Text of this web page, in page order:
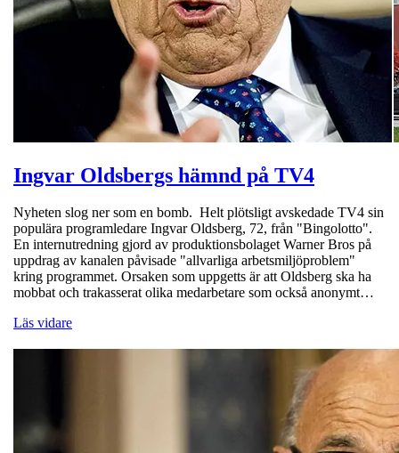
Ingvar Oldsbergs hämnd på TV4
Nyheten slog ner som en bomb. Helt plötsligt avskedade TV4 sin
populära programledare Ingvar Oldsberg, 72, från "Bingolotto".
En internutredning gjord av produktionsbolaget Warner Bros på
uppdrag av kanalen påvisade "allvarliga arbetsmiljöproblem"
kring programmet. Orsaken som uppgetts är att Oldsberg ska ha
mobbat och trakasserat olika medarbetare som också anonymt…
Läs vidare